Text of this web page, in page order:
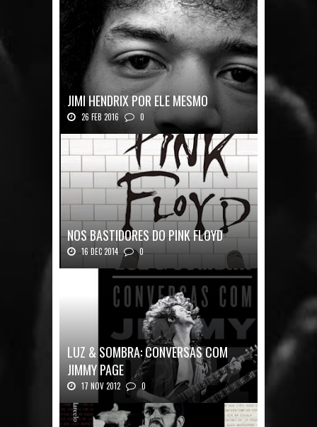
JIMI HENDRIX POR ELE MESMO
26 FEB 2016 0
Texto histórico expõe a mente do mestre J...
NOS BASTIDORES DO PINK FLOYD
16 DEC 2014 0
Nos Bastidores do Pink Floyd Autor: Mark B...
LUZ & SOMBRA: CONVERSAS COM
JIMMY PAGE
17 NOV 2012 0
Luz & Sombra: Conversas com Jimmy Pag...